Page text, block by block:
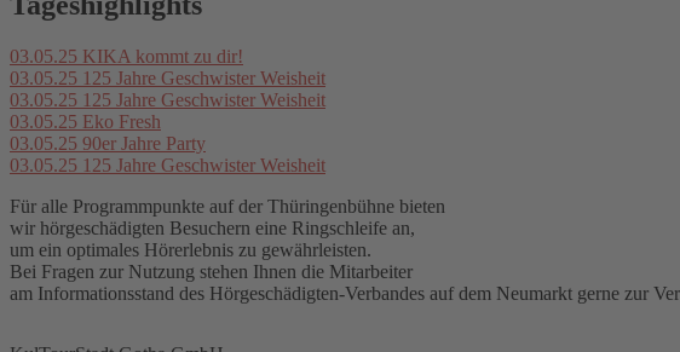
03.05.25 KIKA kommt zu dir!
03.05.25 125 Jahre Geschwister Weisheit
03.05.25 125 Jahre Geschwister Weisheit
03.05.25 Eko Fresh
03.05.25 90er Jahre Party
03.05.25 125 Jahre Geschwister Weisheit
Für alle Programmpunkte auf der Thüringenbühne bieten
wir hörgeschädigten Besuchern eine Ringschleife an,
um ein optimales Hörerlebnis zu gewährleisten.
Bei Fragen zur Nutzung stehen Ihnen die Mitarbeiter
am Informationsstand des Hörgeschädigten-Verbandes auf dem Neumarkt gerne zur